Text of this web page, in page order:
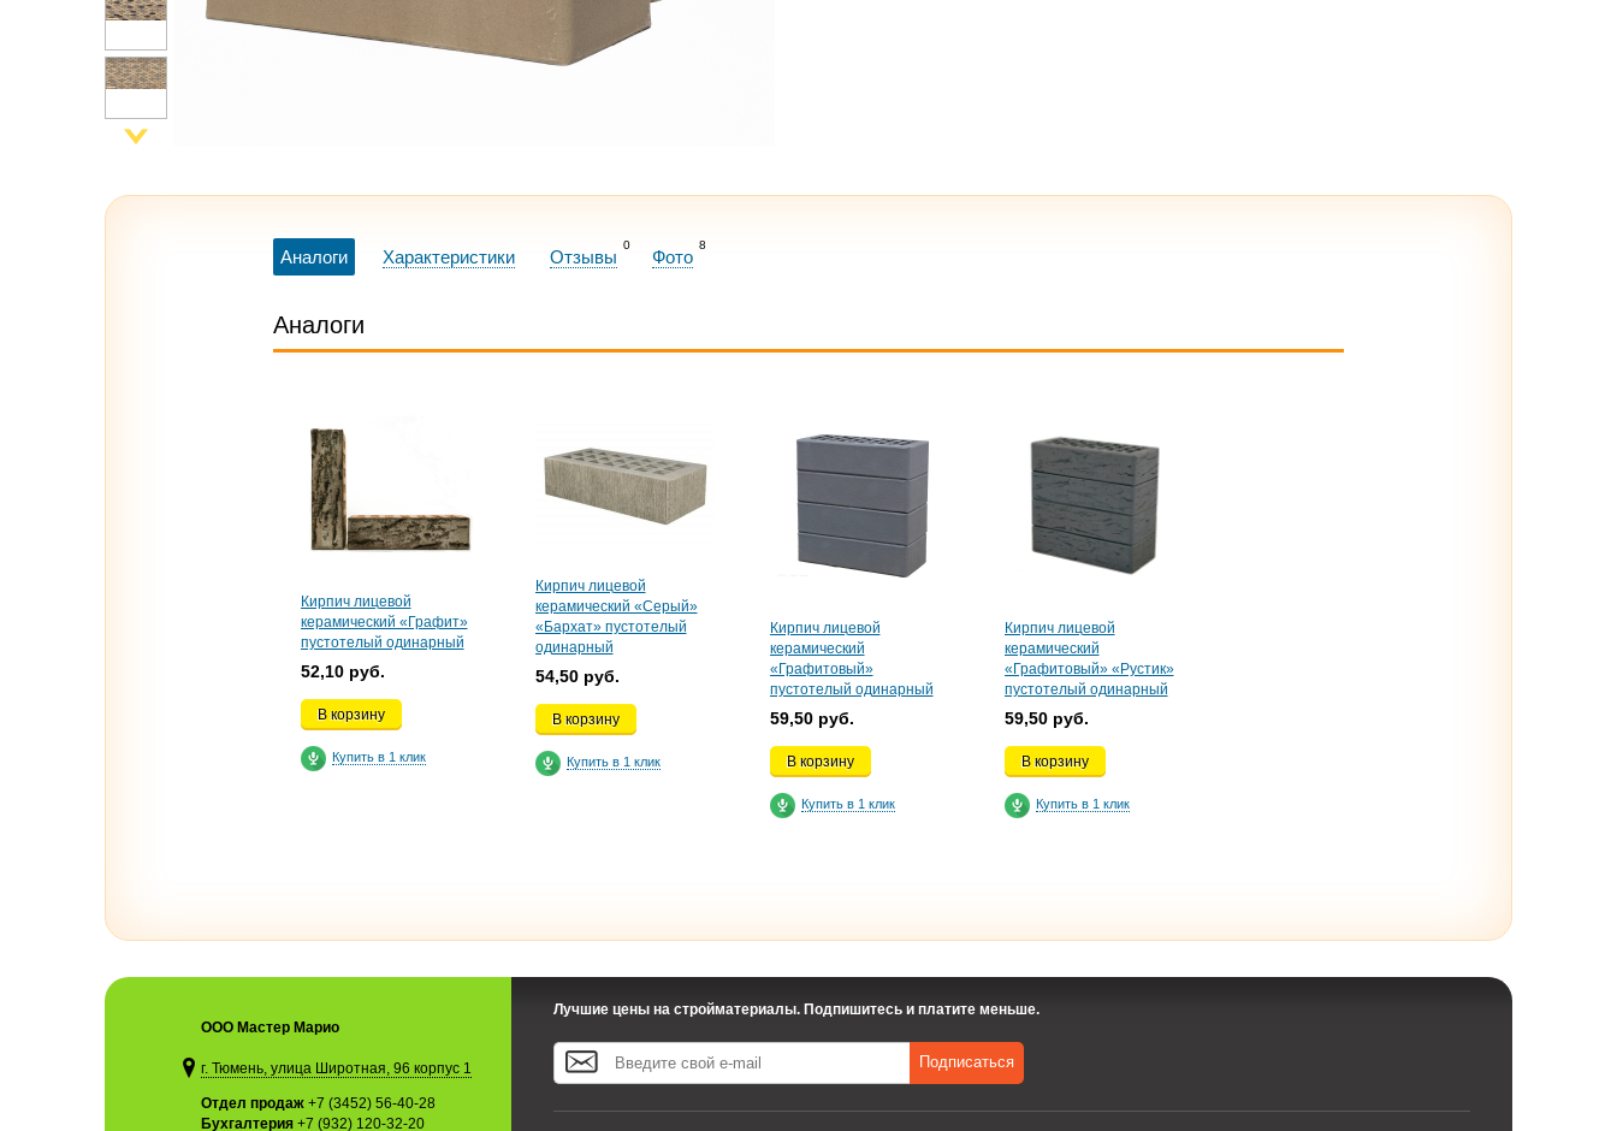
Аналоги Характеристики Отзывы
0
Фото
8
Аналоги
Кирпич лицевой
керамический «Графит»
пустотелый одинарный
52,10 руб.
В корзину
Купить в 1 клик
Кирпич лицевой
керамический «Серый»
«Бархат» пустотелый
одинарный
54,50 руб.
В корзину
Купить в 1 клик
Кирпич лицевой
керамический
«Графитовый»
пустотелый одинарный
59,50 руб.
В корзину
Купить в 1 клик
Кирпич лицевой
керамический
«Графитовый» «Рустик»
пустотелый одинарный
59,50 руб.
В корзину
Купить в 1 клик
ООО Мастер Марио
г. Тюмень, улица Широтная, 96 корпус 1
Отдел продаж +7 (3452) 56-40-28
Бухгалтерия +7 (932) 120-32-20
Лучшие цены на стройматериалы. Подпишитесь и платите меньше.
Подписаться